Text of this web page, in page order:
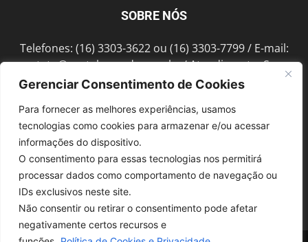
Gerenciar Consentimento de Cookies
Para fornecer as melhores experiências, usamos
tecnologias como cookies para armazenar e/ou acessar
informações do dispositivo.
O consentimento para essas tecnologias nos permitirá
processar dados como comportamento de navegação ou
IDs exclusivos neste site.
Não consentir ou retirar o consentimento pode afetar
negativamente certos recursos e
SOBRE NÓS
Telefones: (16) 3303-3622 ou (16) 3303-7799 / E-mail:
contato@portalmorada.com.br/ Atendimento: Seg a
Sex das 8h às 18h / Endereço: Av. Bento de Abreu, 889
SIGA-NOS